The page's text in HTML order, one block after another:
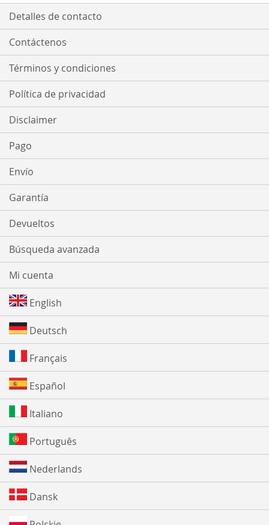
Detalles de contacto
Contáctenos
Términos y condiciones
Política de privacidad
Disclaimer
Pago
Envío
Garantía
Devueltos
Búsqueda avanzada
Mi cuenta
English
Deutsch
Français
Español
Italiano
Português
Nederlands
Dansk